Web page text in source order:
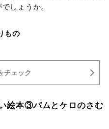
しょうか。
もの
チェック
絵本③バムとケロのさむ